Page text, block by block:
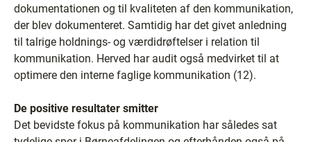
dokumentationen og til kvaliteten af den kommunikation,
der blev dokumenteret. Samtidig har det givet anledning
til talrige holdnings- og værdidrøftelser i relation til
kommunikation. Herved har audit også medvirket til at
optimere den interne faglige kommunikation (12).
De positive resultater smitter
Det bevidste fokus på kommunikation har således sat